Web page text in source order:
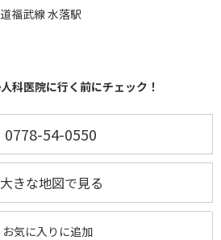
福武線 水落駅
科医院に行く前にチェック！
0778-54-0550
大きな地図で見る
お気に入りに追加